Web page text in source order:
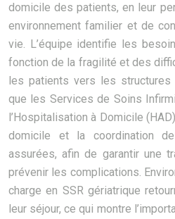
domicile des patients, en leur
environnement familier et de
vie. L’équipe identifie les
fonction de la fragilité et des
les patients vers les
que les Services de Soins
l’Hospitalisation à Domicile
domicile et la coordination
assurées, afin de garantir une
prévenir les complications.
charge en SSR gériatrique
leur séjour, ce qui montre